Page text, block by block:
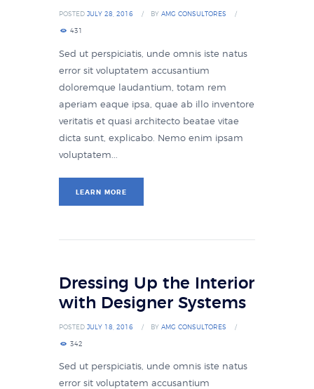
POSTED JULY 28, 2016 BY AMG CONSULTORES
431
Sed ut perspiciatis, unde omnis iste natus
error sit voluptatem accusantium
doloremque laudantium, totam rem
aperiam eaque ipsa, quae ab illo inventore
veritatis et quasi architecto beatae vitae
dicta sunt, explicabo. Nemo enim ipsam
voluptatem...
LEARN MORE
Dressing Up the Interior
with Designer Systems
POSTED JULY 18, 2016 BY AMG CONSULTORES
342
Sed ut perspiciatis, unde omnis iste natus
error sit voluptatem accusantium